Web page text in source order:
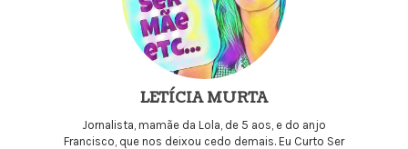
LETÍCIA MURTA
Jornalista, mamãe da Lola, de 5 aos, e do anjo
Francisco, que nos deixou cedo demais. Eu Curto Ser